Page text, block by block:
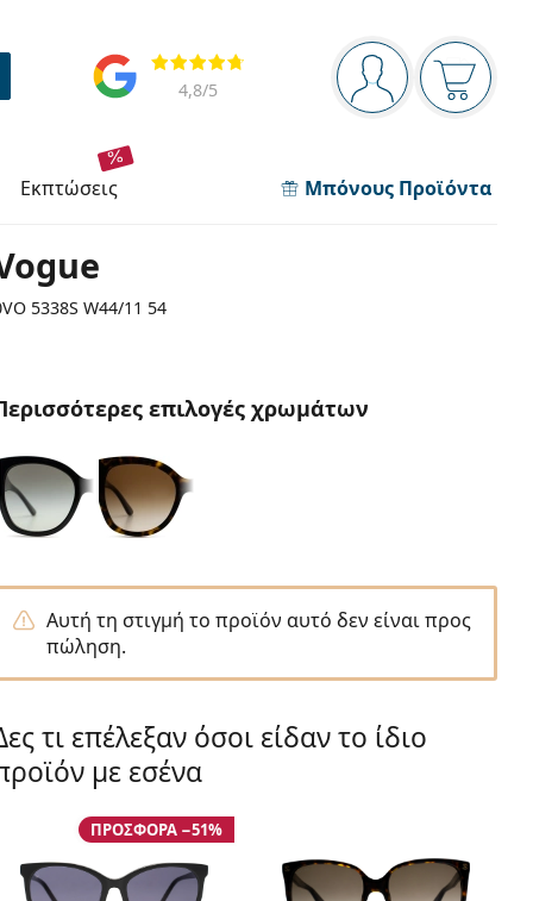
Πίνακας πλοήγησης
Είστε
Το
Αξιολογήσεις
4,8/5
εκπτώσεις Μπόνους Προϊόντα
5338S W44/11 54
επιλογές χρωμάτων
Αυτή τη στιγμή το προϊόν αυτό δεν είναι προς
πώληση.
τι επέλεξαν όσοι είδαν το ίδιο
με εσένα
ΠΡΟΣΦΟΡΆ −51%